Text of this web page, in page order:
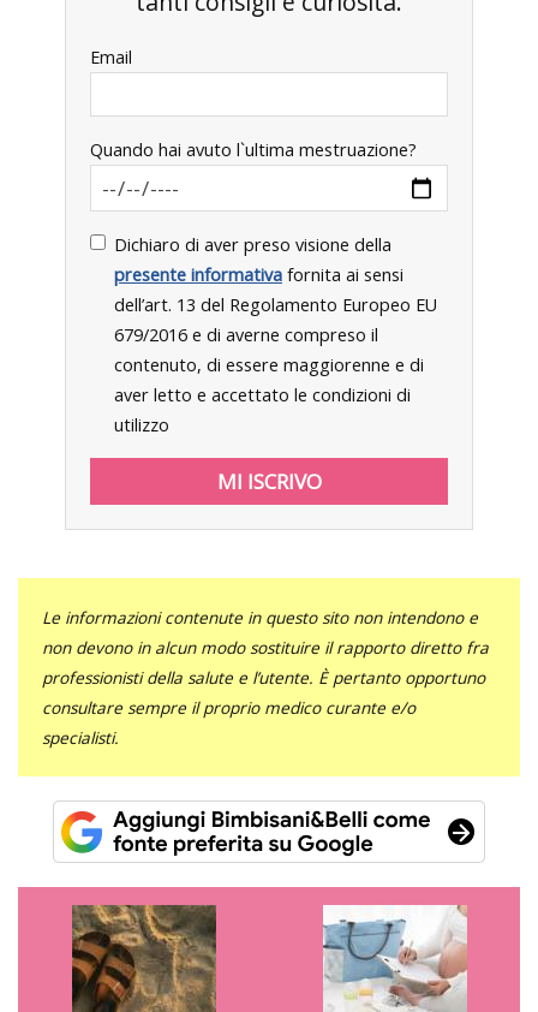
Email
Quando hai avuto l`ultima mestruazione?
Dichiaro di aver preso visione della
presente informativa fornita ai sensi
dell’art. 13 del Regolamento Europeo EU
679/2016 e di averne compreso il
contenuto, di essere maggiorenne e di
aver letto e accettato le condizioni di
utilizzo
Le informazioni contenute in questo sito non intendono e
non devono in alcun modo sostituire il rapporto diretto fra
professionisti della salute e l’utente. È pertanto opportuno
consultare sempre il proprio medico curante e/o
specialisti.